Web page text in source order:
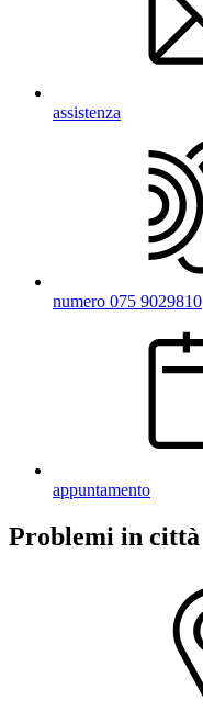
assistenza
numero 075 9029810
appuntamento
Problemi in città